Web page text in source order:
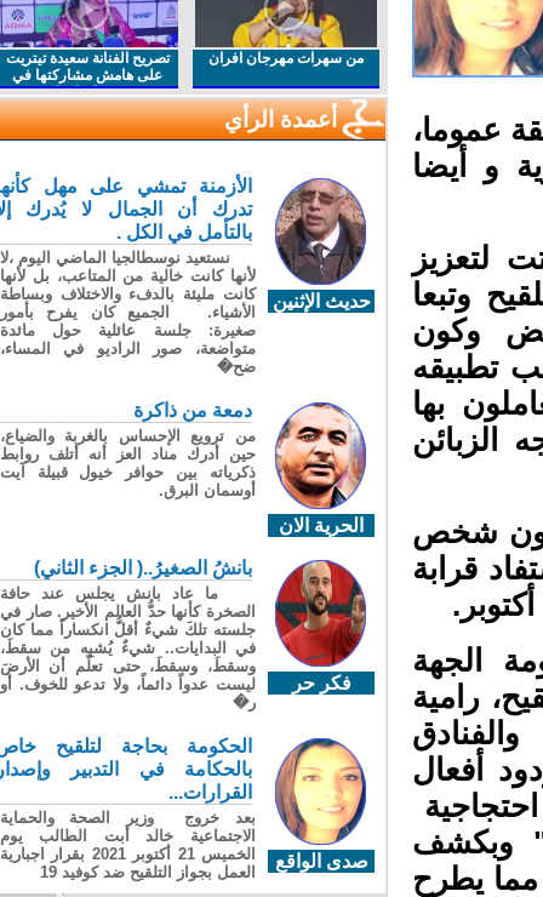
عموما،
و أيضا
لتعزيز
وتبعا
وكون
تطبيقه
بها
قد تلقى أكثر من 21 مليون شخص
قرابة
الجهة
رامية
أفعال
وبكشف
يطرح
من سهرات مهرجان افران
تصريح الفنانة سعيدة تيتريت
على هامش مشاركتها في
مهرجان افران
أعمدة الرأي
حديث الإثنين
الأزمنة تمشي على مهل كأنها
تدرك أن الجمال لا يُدرك إلا
بالتأمل في الكل .
نستعيد نوسطالجيا الماضي اليوم ،لا
لأنها كانت خالية من المتاعب، بل لأنها
كانت مليئة بالدفء والاختلاف وبساطة
الأشياء. الجميع كان يفرح بأمور
صغيرة: جلسة عائلية حول مائدة
متواضعة، صور الراديو في المساء،
ضح�
الحرية الان
دمعة من ذاكرة
من ترويع الإحساس بالغربة والضياع،
حين أدرك مناد العز أنه أتلف روابط
ذكرياته بين حوافر خيول قبيلة آيت
أوسمان البرق.
فكر حر
بانشُ الصغيرُ..( الجزء الثاني)
ما عاد بانش يجلس عند حافة
الصخرة كأنها حدُّ العالم الأخير. صار في
جلسته تلكَ شيءٌ أقلُّ انكساراً مما كان
في البدايات.. شيءٌ يُشبِه من سقطَ،
وسقطَ، وسقطَ، حتى تعلّم أن الأرضَ
ليست عدواً دائماً، ولا تدعو للخوف. أو
ر�
صدى الواقع
الحكومة بحاجة لتلقيح خاص
بالحكامة في التدبير وإصدار
القرارات...
بعد خروج وزير الصحة والحماية
الاجتماعية خالد أبت الطالب يوم
الخميس 21 أكتوبر 2021 بقرار اجبارية
العمل بجواز التلقيح ضد كوفيد 19